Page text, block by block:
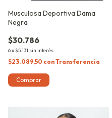
Musculosa Deportiva Dama
Negra
$30.786
6x $5.131 sin interés
$23.089,50 conTransferencia
Comprar